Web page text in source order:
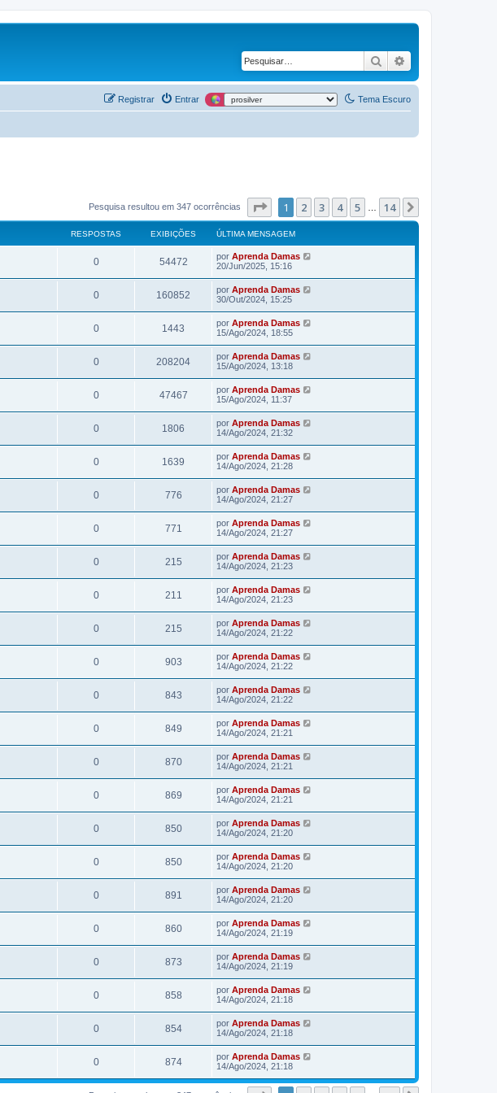
Pesquisar
Tema Escuro
Entrar
Registrar
Pesquisa resultou em 347 ocorrências Página de 14
1 2 3 4 5 14
RESPOSTAS EXIBIÇÕES ÚLTIMA MENSAGEM
0 54472 por Aprenda Damas
20/Jun/2025, 15:16
0 160852 por Aprenda Damas
30/Out/2024, 15:25
0 1443 por Aprenda Damas
15/Ago/2024, 18:55
0 208204 por Aprenda Damas
15/Ago/2024, 13:18
0 47467 por Aprenda Damas
15/Ago/2024, 11:37
0 1806 por Aprenda Damas
14/Ago/2024, 21:32
0 1639 por Aprenda Damas
14/Ago/2024, 21:28
0 776 por Aprenda Damas
14/Ago/2024, 21:27
0 771 por Aprenda Damas
14/Ago/2024, 21:27
0 215 por Aprenda Damas
14/Ago/2024, 21:23
0 211 por Aprenda Damas
14/Ago/2024, 21:23
0 215 por Aprenda Damas
14/Ago/2024, 21:22
0 903 por Aprenda Damas
14/Ago/2024, 21:22
0 843 por Aprenda Damas
14/Ago/2024, 21:22
0 849 por Aprenda Damas
14/Ago/2024, 21:21
0 870 por Aprenda Damas
14/Ago/2024, 21:21
0 869 por Aprenda Damas
14/Ago/2024, 21:21
0 850 por Aprenda Damas
14/Ago/2024, 21:20
0 850 por Aprenda Damas
14/Ago/2024, 21:20
0 891 por Aprenda Damas
14/Ago/2024, 21:20
0 860 por Aprenda Damas
14/Ago/2024, 21:19
0 873 por Aprenda Damas
14/Ago/2024, 21:19
0 858 por Aprenda Damas
14/Ago/2024, 21:18
0 854 por Aprenda Damas
14/Ago/2024, 21:18
0 874 por Aprenda Damas
14/Ago/2024, 21:18